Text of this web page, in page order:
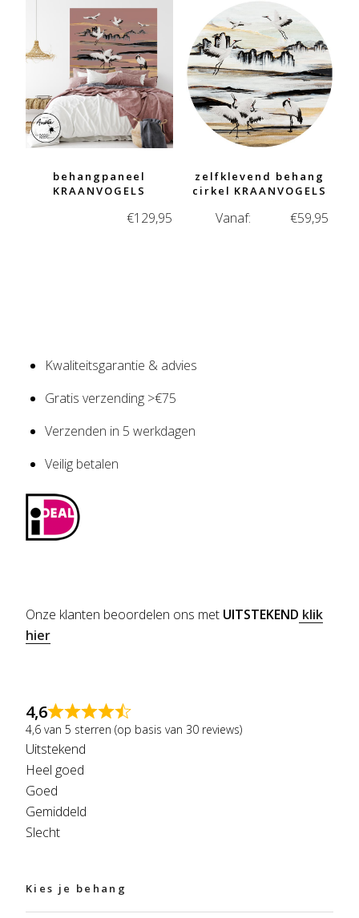
behangpaneel
KRAANVOGELS
€129,95
zelfklevend behang
cirkel KRAANVOGELS
Vanaf: €59,95
Kwaliteitsgarantie & advies
Gratis verzending >€75
Verzenden in 5 werkdagen
Veilig betalen
Onze klanten beoordelen ons met UITSTEKEND klik
hier
4,6
4,6 van 5 sterren (op basis van 30 reviews)
Uitstekend
Heel goed
Goed
Gemiddeld
Slecht
Kies je behang